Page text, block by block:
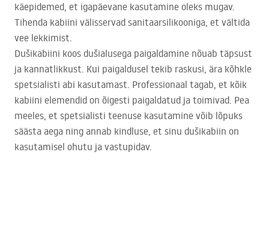
käepidemed, et igapäevane kasutamine oleks mugav.
Tihenda kabiini välisservad sanitaarsilikooniga, et vältida
vee lekkimist.
Dušikabiini koos dušialusega paigaldamine nõuab täpsust
ja kannatlikkust. Kui paigaldusel tekib raskusi, ära kõhkle
spetsialisti abi kasutamast. Professionaal tagab, et kõik
kabiini elemendid on õigesti paigaldatud ja toimivad. Pea
meeles, et spetsialisti teenuse kasutamine võib lõpuks
säästa aega ning annab kindluse, et sinu dušikabiin on
kasutamisel ohutu ja vastupidav.